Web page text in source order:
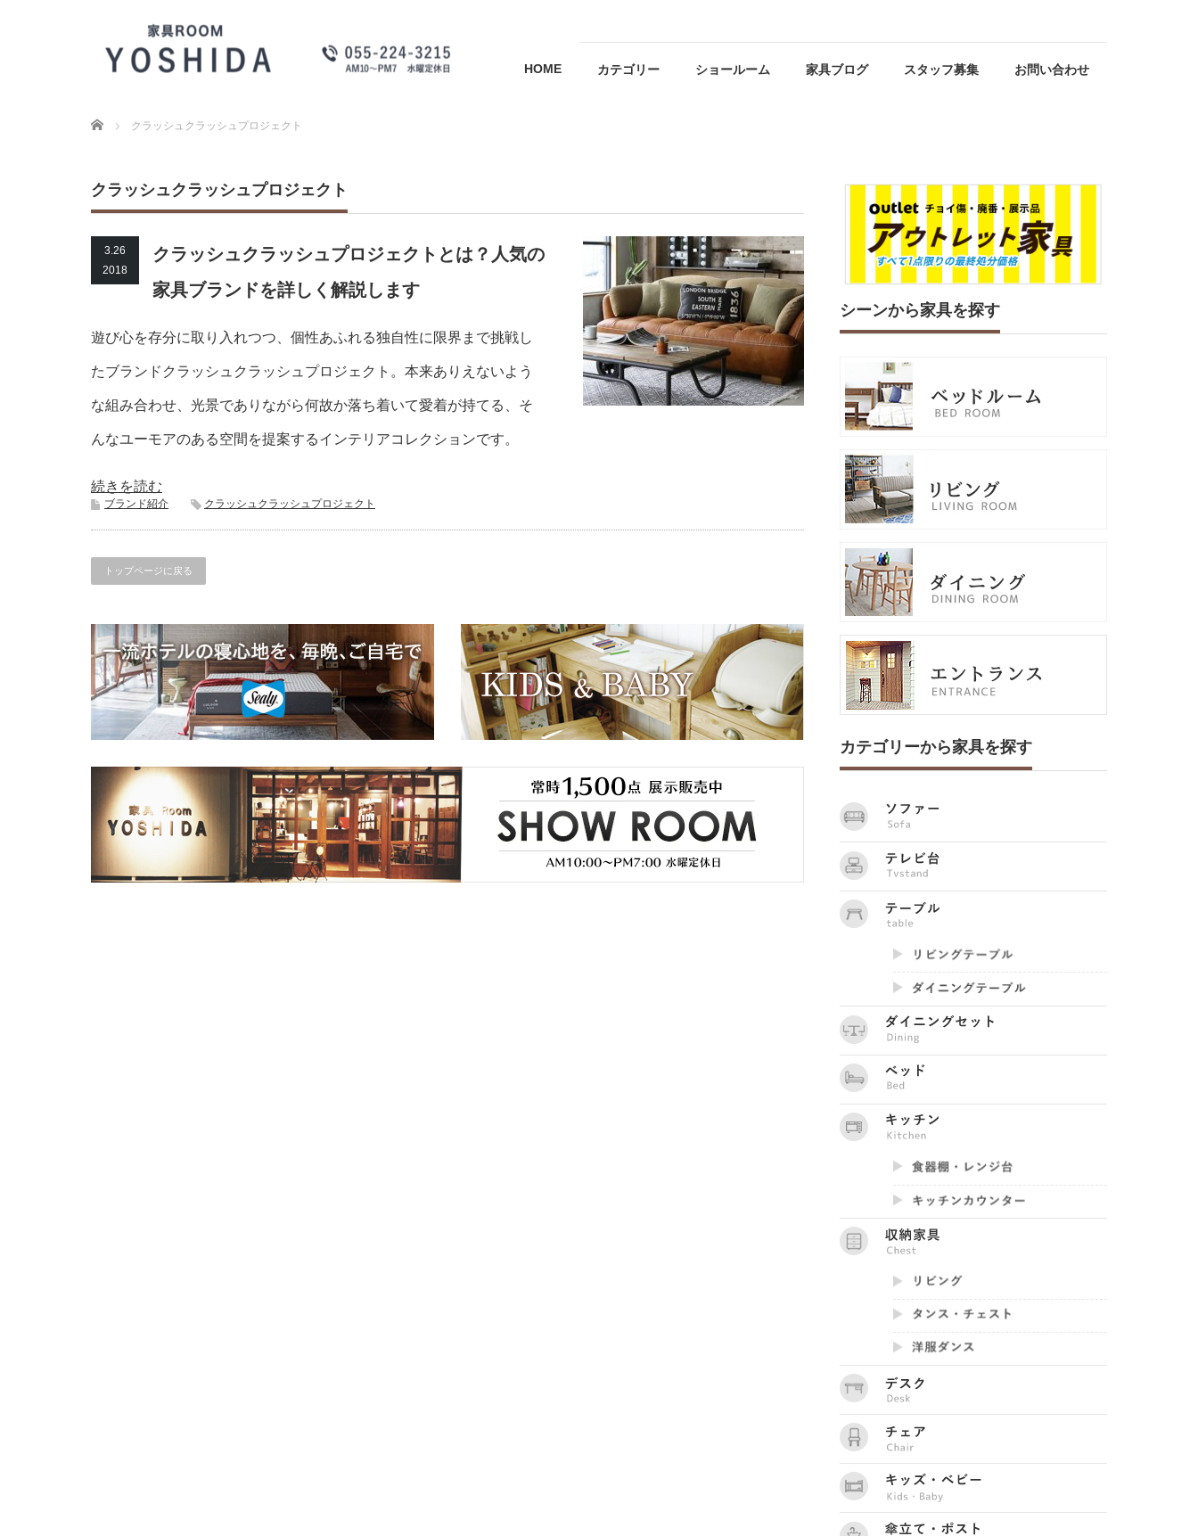
HOME カテゴリー ショールーム 家具ブログ スタッフ募集 お問い合わせ
Home クラッシュクラッシュプロジェクト
クラッシュクラッシュプロジェクト
3.26
2018
クラッシュクラッシュプロジェクトとは？人気の
家具ブランドを詳しく解説します
遊び心を存分に取り入れつつ、個性あふれる独自性に限界まで挑戦し
たブランドクラッシュクラッシュプロジェクト。本来ありえないよう
な組み合わせ、光景でありながら何故か落ち着いて愛着が持てる、そ
んなユーモアのある空間を提案するインテリアコレクションです。
続きを読む
ブランド紹介 クラッシュクラッシュプロジェクト
トップページに戻る
シーンから家具を探す
カテゴリーから家具を探す